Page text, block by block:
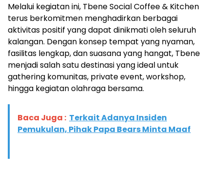
Melalui kegiatan ini, Tbene Social Coffee & Kitchen
terus berkomitmen menghadirkan berbagai
aktivitas positif yang dapat dinikmati oleh seluruh
kalangan. Dengan konsep tempat yang nyaman,
fasilitas lengkap, dan suasana yang hangat, Tbene
menjadi salah satu destinasi yang ideal untuk
gathering komunitas, private event, workshop,
hingga kegiatan olahraga bersama.
Baca Juga : Terkait Adanya Insiden
Pemukulan, Pihak Papa Bears Minta Maaf